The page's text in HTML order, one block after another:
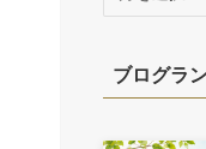
ブブログラ